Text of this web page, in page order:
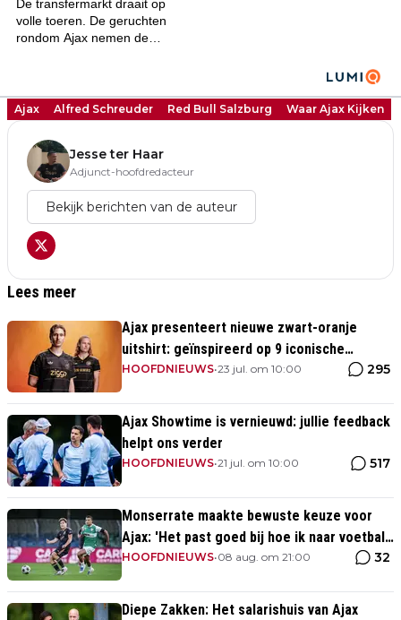
Ajax Alfred Schreuder Red Bull Salzburg Waar Ajax Kijken
Jesse ter Haar
Adjunct-hoofdredacteur
Bekijk berichten van de auteur
Lees meer
Ajax presenteert nieuwe zwart-oranje
uitshirt: geïnspireerd op 9 iconische
momenten uit clubhistorie
HOOFDNIEUWS•23 jul. om 10:00 295
Ajax Showtime is vernieuwd: jullie feedback
helpt ons verder
HOOFDNIEUWS•21 jul. om 10:00 517
Monserrate maakte bewuste keuze voor
Ajax: 'Het past goed bij hoe ik naar voetbal
kijk’
HOOFDNIEUWS•08 aug. om 21:00 32
Diepe Zakken: Het salarishuis van Ajax